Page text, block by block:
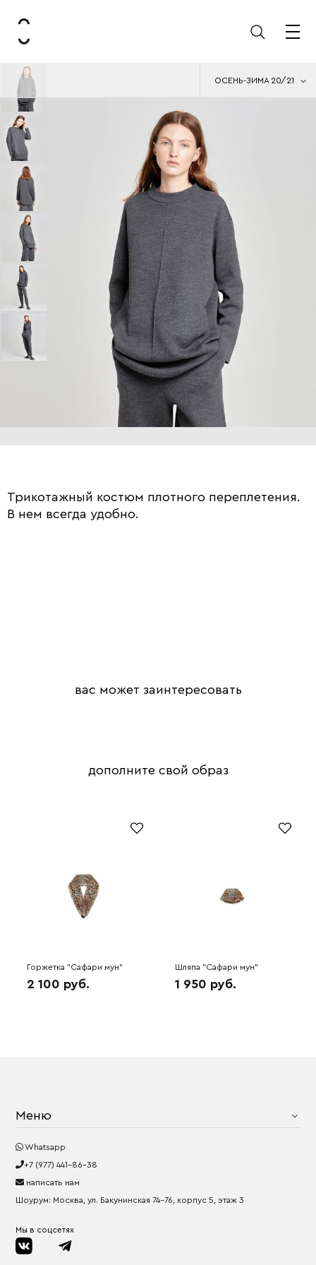
ОСЕНЬ-ЗИМА 20/21
Трикотажный костюм плотного переплетения.
В нем всегда удобно.
вас может заинтересовать
дополните свой образ
Горжетка "Сафари мун"
(леопард) 6W9488
2 100 руб.
Шляпа "Сафари мун"
(леопард) 6W9498
1 950 руб.
Меню
Whatsapp
+7 (977) 441-86-38
написать нам
Шоурум: Москва, ул. Бакунинская 74-76, корпус 5, этаж 3
Мы в соцсетях